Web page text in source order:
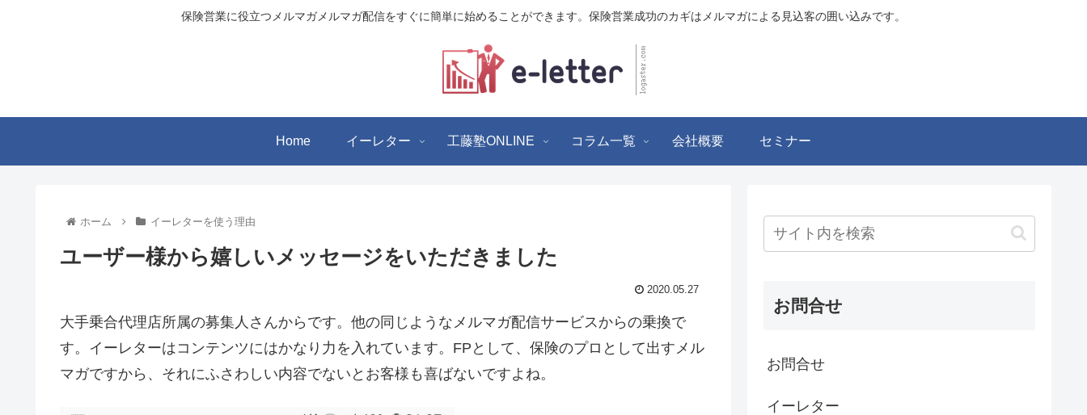
保険営業に役立つメルマガメルマガ配信をすぐに簡単に始めることができます。保険営業成功のカギはメルマガによる見込客の囲い込みです。
Home イーレター 工藤塾ONLINE コラム一覧 会社概要 セミナー
ホーム イーレターを使う理由
ユーザー様から嬉しいメッセージをいただきました
2020.05.27
大手乗合代理店所属の募集人さんからです。他の同じようなメルマガ配信サービスからの乗換で
す。イーレターはコンテンツにはかなり力を入れています。FPとして、保険のプロとして出すメル
マガですから、それにふさわしい内容でないとお客様も喜ばないですよね。
お問合せ
お問合せ
イーレター